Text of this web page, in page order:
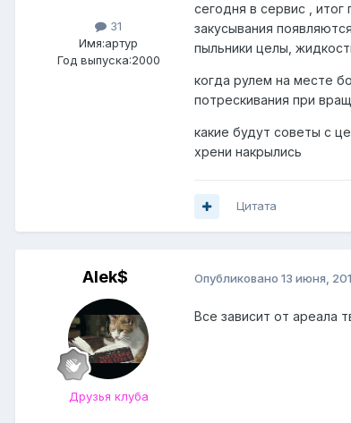
31
Имя:артур
Год выпуска:2000
сегодня в сервис , итог
закусывания
пыльники целы,
когда рулем на месте
потрескивания при
какие будут советы с
хрени накрылись
Цитата
Alek$
Друзья клуба
Опубликовано 13 июня,
Все зависит от ареала